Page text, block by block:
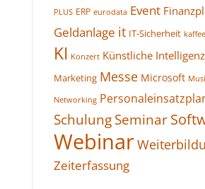
PLUS ERP eurodata Event
Geldanlage it IT-Sicherheit kaffee
KI Konzert Künstliche Intelligenz
Marketing Messe Microsoft
Networking
SchulungSeminar
Webinar
Zeiterfassung